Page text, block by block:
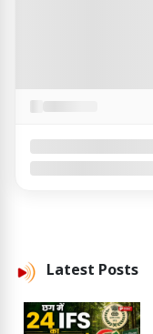
Latest Posts